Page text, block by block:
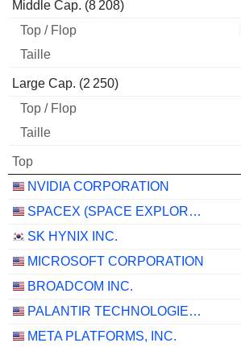
Middle Cap. (8 208)
Large Cap. (2 250)
Top
NVIDIA CORPORATION
SPACEX (SPACE EXPLORATION TECHNOLOGIES)
SK HYNIX INC.
MICROSOFT CORPORATION
BROADCOM INC.
PALANTIR TECHNOLOGIES INC.
META PLATFORMS, INC.